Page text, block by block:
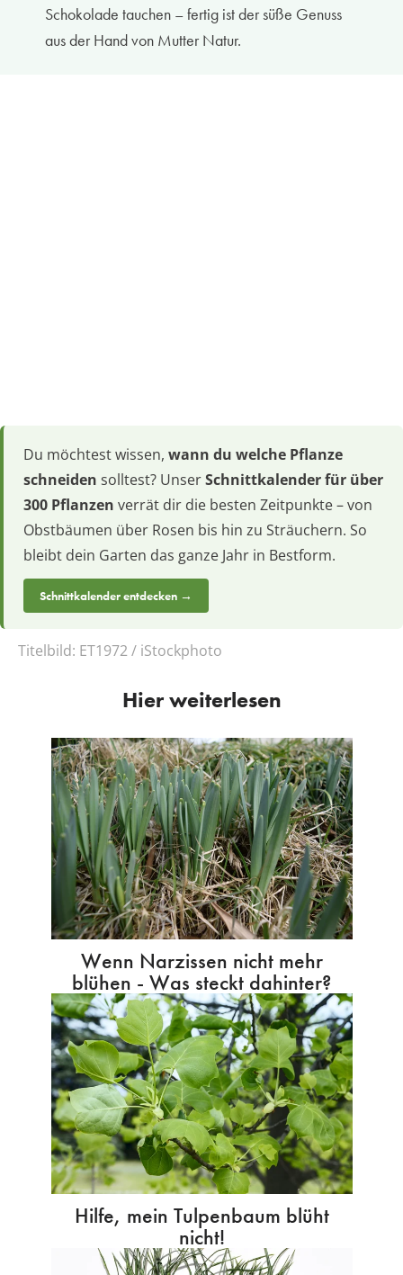
Schokolade tauchen – fertig ist der süße Genuss
aus der Hand von Mutter Natur.
Du möchtest wissen, wann du welche Pflanze
schneiden solltest? UnserSchnittkalender für über
300 Pflanzen verrät dir die besten Zeitpunkte – von
Obstbäumen über Rosen bis hin zu Sträuchern. So
bleibt dein Garten das ganze Jahr in Bestform.
Schnittkalender entdecken →
Titelbild: ET1972 / iStockphoto
Hier weiterlesen
Wenn Narzissen nicht mehr
blühen - Was steckt dahinter?
Hilfe, mein Tulpenbaum blüht
nicht!